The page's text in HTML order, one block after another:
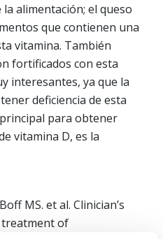
alimentación; el queso
que contienen una
vitamina. También
fortificados con esta
interesantes, ya que la
deficiencia de esta
para obtener
vitamina D, es la
MS. et al. Clinician’s
of